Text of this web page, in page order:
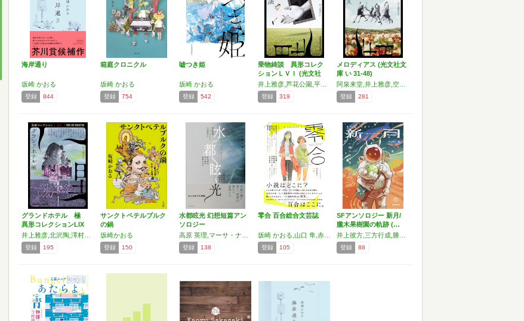
海岸通り
坂崎 かおる
登録 844
箱庭クロニクル
坂崎 かおる
登録 754
嘘つき姫
坂崎 かおる
登録 542
乗物綺談 異形コレク
ションＬＶＩ (光文社
文…
登録 319
メロディアス (光文社文
庫 い 31-48)
登録 281
グランドホテル 極
異形コレクションLIX
…
登録 195
サンクトペテルブルク
の鍋
坂崎かおる
登録 150
水都眩光 幻想短篇アン
ソロジー
登録 138
零合 百合総合文芸誌
登録 105
SFアンソロジー 新月/
朧木果樹園の軌跡 (…
登録 88